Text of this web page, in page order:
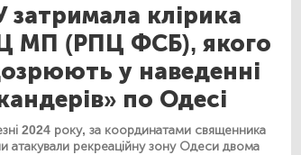
затримала клірика
МП (РПЦ ФСБ), якого
у наведенні
по Одесі
2024 року, за координатами священника
атакували рекреаційну зону Одеси двома